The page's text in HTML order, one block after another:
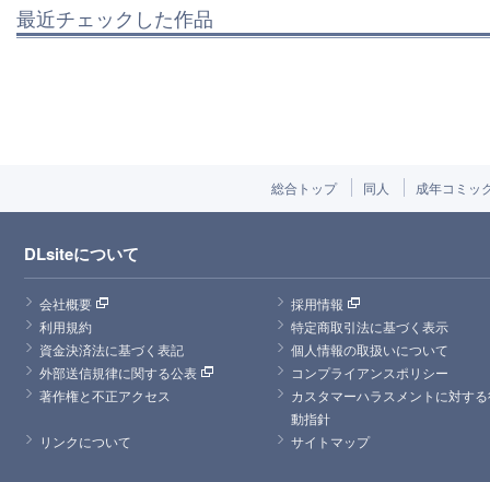
最近チェックした作品
総合トップ 同人 成年コミッ
DLsiteについて
会社概要
採用情報
利用規約
特定商取引法に基づく表示
資金決済法に基づく表記
個人情報の取扱いについて
外部送信規律に関する公表
コンプライアンスポリシー
著作権と不正アクセス
カスタマーハラスメントに対す
動指針
リンクについて
サイトマップ